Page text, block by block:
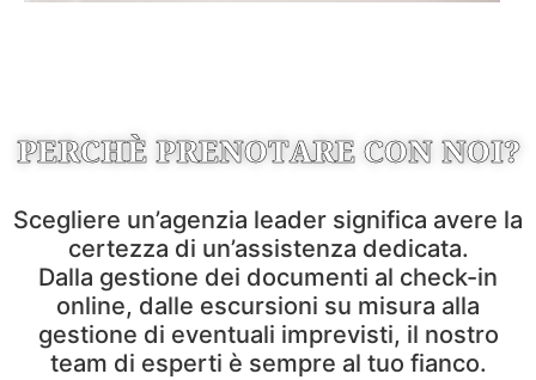
PERCHÈ PRENOTARE CON NOI?
Scegliere un’agenzia leader significa avere la
certezza di un’assistenza dedicata.
Dalla gestione dei documenti al check-in
online, dalle escursioni su misura alla
gestione di eventuali imprevisti, il nostro
team di esperti è sempre al tuo fianco.